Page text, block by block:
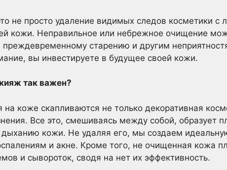
не просто удаление видимых следов косметики с
кожи. Неправильное или небрежное очищение
преждевременному старению и другим
вы инвестируете в будущее своей кожи.
так важен?
на коже скапливаются не только декоративная
Все это, смешиваясь между собой, образует
кожи. Не удаляя его, мы создаем
и акне. Кроме того, не очищенная кожа
и сывороток, сводя на нет их эффективность.